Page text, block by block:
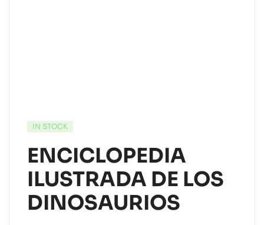
IN STOCK
ENCICLOPEDIA
ILUSTRADA DE LOS
DINOSAURIOS